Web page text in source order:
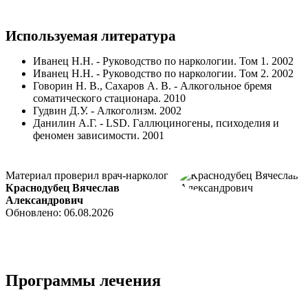
Используемая литература
Иванец Н.Н. - Руководство по наркологии. Том 1. 2002
Иванец Н.Н. - Руководство по наркологии. Том 2. 2002
Говорин Н. В., Сахаров А. В. - Алкогольное бремя
соматического стационара. 2010
Гудвин Д.У. - Алкоголизм. 2002
Данилин А.Г. - LSD. Галлюциногены, психоделия и
феномен зависимости. 2001
Материал проверил врач-нарколог
Краснодубец Вячеслав
Александрович
Обновлено: 06.08.2026
Программы лечения